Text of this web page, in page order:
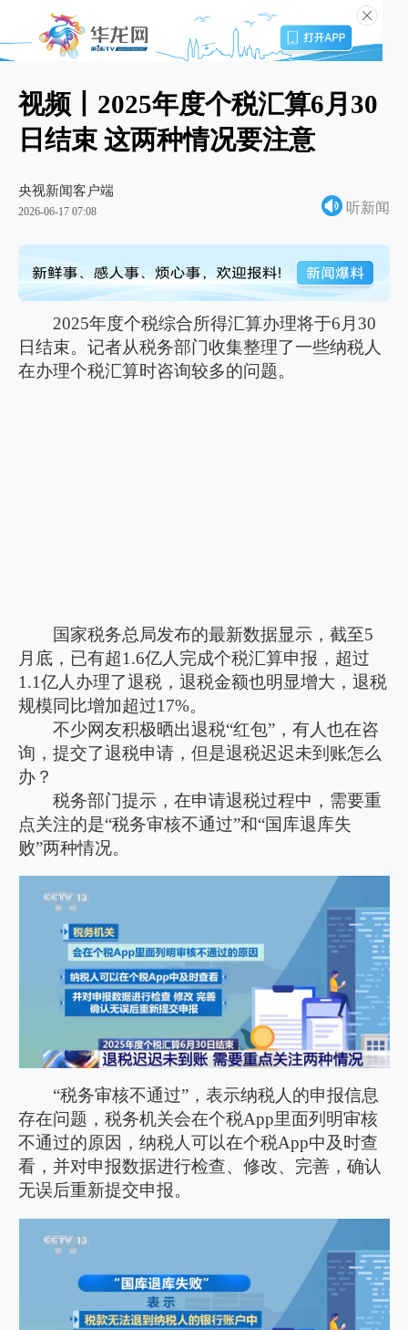
视频丨2025年度个税汇算6月30
日结束 这两种情况要注意
央视新闻客户端
2026-06-17 07:08 听新闻
2025年度个税综合所得汇算办理将于6月30
日结束。记者从税务部门收集整理了一些纳税人
在办理个税汇算时咨询较多的问题。
国家税务总局发布的最新数据显示，截至5
月底，已有超1.6亿人完成个税汇算申报，超过
1.1亿人办理了退税，退税金额也明显增大，退税
规模同比增加超过17%。
不少网友积极晒出退税“红包”，有人也在咨
询，提交了退税申请，但是退税迟迟未到账怎么
办？
税务部门提示，在申请退税过程中，需要重
点关注的是“税务审核不通过”和“国库退库失
败”两种情况。
“税务审核不通过”，表示纳税人的申报信息
存在问题，税务机关会在个税App里面列明审核
不通过的原因，纳税人可以在个税App中及时查
看，并对申报数据进行检查、修改、完善，确认
无误后重新提交申报。